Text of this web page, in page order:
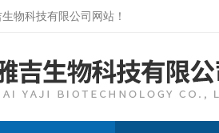
生物科技有限公司网站 ！